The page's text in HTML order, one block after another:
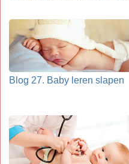
Blog 27. Baby leren slapen